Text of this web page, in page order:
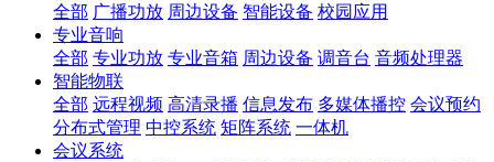
全部 广播功放 周边设备 智能设备 校园应用
专业音响
全部 专业功放 专业音箱 周边设备 调音台 音频处理器
智能物联
全部 远程视频 高清录播 信息发布 多媒体播控 会议预约
分布式管理 中控系统 矩阵系统 一体机
会议系统